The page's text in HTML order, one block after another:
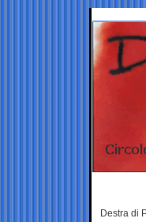
Destra di